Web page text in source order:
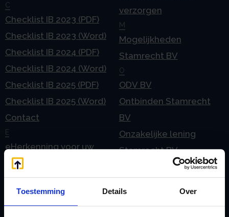
Toestemming Details Over
C
Checklist IB 2023 (PDF)
Checklist IB 2023 (Word)
Checklist IB 2024 (PDF)
Checklist IB 2024 (Word)
Checklist IB 2025 (PDF)
Checklist IB 2025 (Word)
Contact
E
eHerkenning voor uw
Stamrecht BV
Emigratie
Emigratie Pensioen BV
verzorgen
M
Mogelijkheden
Stamrecht BV
O
ODV BV
Ontbinden Stamrecht
BV
Onzakelijke lening
Stamrecht BV
Oprichten BV door